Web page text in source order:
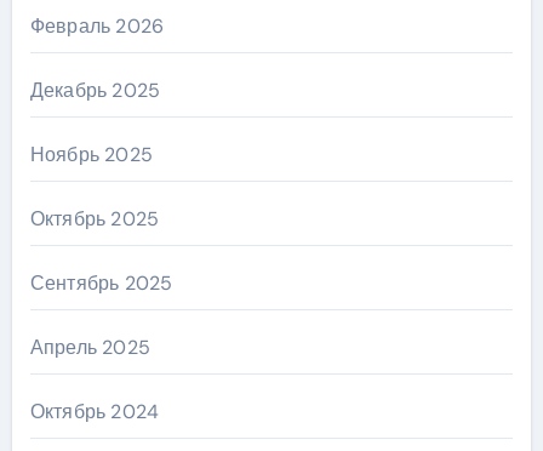
Февраль 2026
Декабрь 2025
Ноябрь 2025
Октябрь 2025
Сентябрь 2025
Апрель 2025
Октябрь 2024